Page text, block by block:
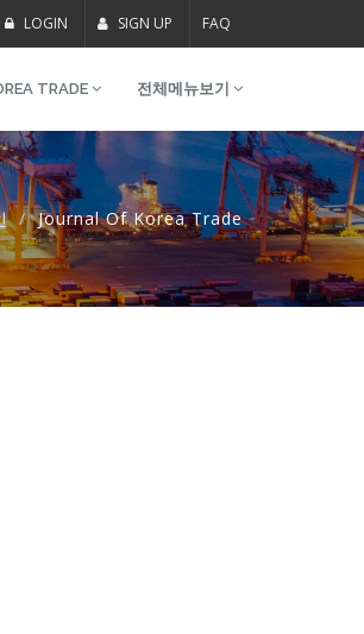
LOGIN SIGN UP FAQ
TRADE 전체메뉴보기
Journal Of Korea Trade